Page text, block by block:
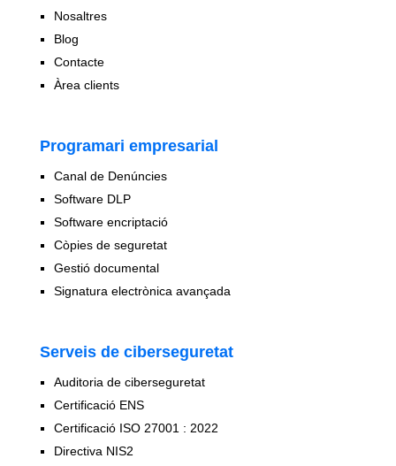
Nosaltres
Blog
Contacte
Àrea clients
Programari empresarial
Canal de Denúncies
Software DLP
Software encriptació
Còpies de seguretat
Gestió documental
Signatura electrònica avançada
Serveis de ciberseguretat
Auditoria de ciberseguretat
Certificació ENS
Certificació ISO 27001 : 2022
Directiva NIS2